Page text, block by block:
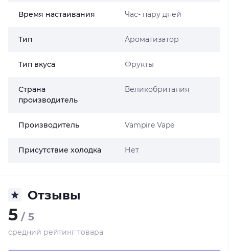
Время настаивания Час- пару дней
Тип Ароматизатор
Тип вкуса Фрукты
Страна
производитель
Великобритания
Производитель Vampire Vape
Присутствие холодка Нет
Отзывы
5 / 5
средний рейтинг товара